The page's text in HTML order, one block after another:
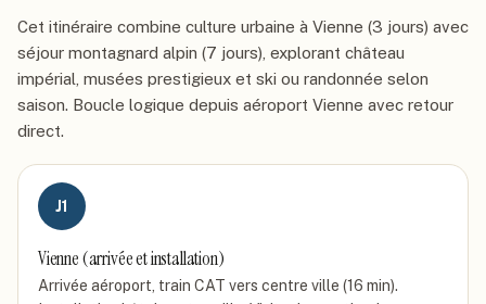
Cet itinéraire combine culture urbaine à Vienne (3 jours) avec
séjour montagnard alpin (7 jours), explorant château
impérial, musées prestigieux et ski ou randonnée selon
saison. Boucle logique depuis aéroport Vienne avec retour
direct.
J1
Vienne (arrivée et installation)
Arrivée aéroport, train CAT vers centre ville (16 min).